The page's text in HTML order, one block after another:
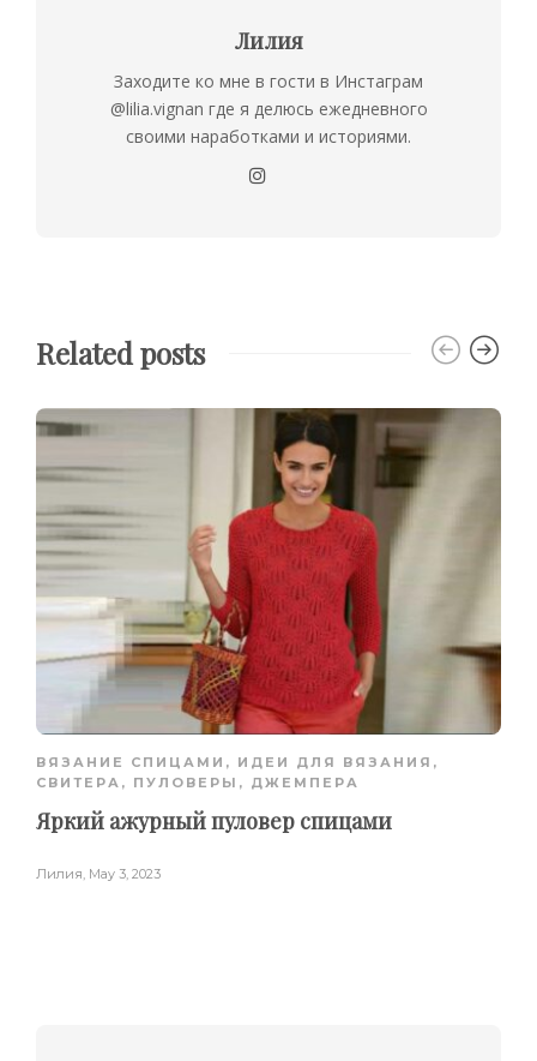
Лилия
Заходите ко мне в гости в Инстаграм
@lilia.vignan где я делюсь ежедневного
своими наработками и историями.
Related posts
ВЯЗАНИЕ СПИЦАМИ , ИДЕИ ДЛЯ ВЯЗАНИЯ ,
СВИТЕРА, ПУЛОВЕРЫ, ДЖЕМПЕРА
Яркий ажурный пуловер спицами
Лилия, May 3, 2023